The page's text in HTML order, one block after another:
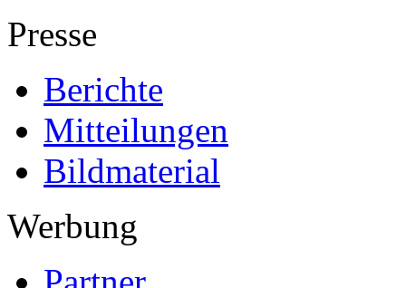
Presse
Berichte
Mitteilungen
Bildmaterial
Werbung